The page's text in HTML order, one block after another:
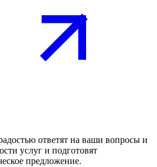
ответят на ваши вопросы и
услуг и подготовят
предложение.